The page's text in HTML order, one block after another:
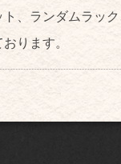
、ランダムラッ
ります。